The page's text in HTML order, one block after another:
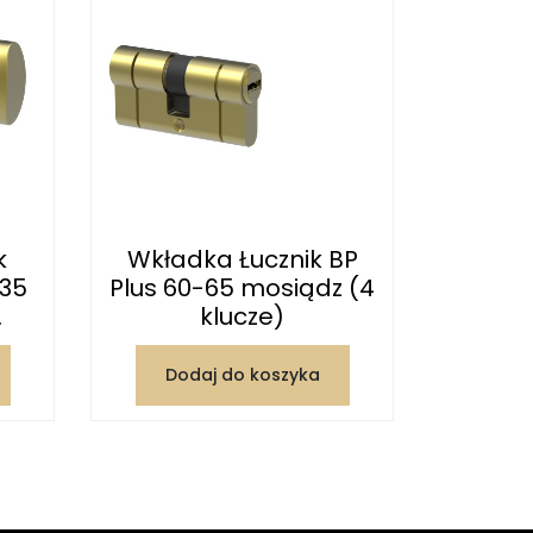
Wkładka Łucznik BP
Plus 60-65 mosiądz (4
klucze)
Dodaj do koszyka